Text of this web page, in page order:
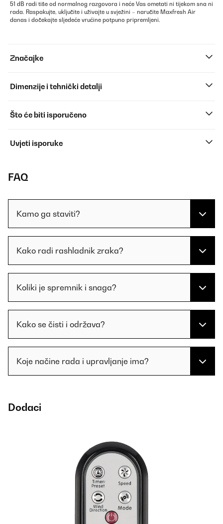
51 dB radi tiše od normalnog razgovora i neće Vas ometati ni tijekom sna ni
rada. Raspakujte, uključite i uživajte u svježini – naručite Maxfresh Air
danas i dočekajte sljedeće vrućine potpuno pripremljeni.
Značajke
Dimenzije i tehnički detalji
Što će biti isporučeno
Uvjeti isporuke
FAQ
Kamo ga staviti?
Kako radi rashladnik zraka?
Koliki je spremnik i snaga?
Kako se čisti i održava?
Koje načine rada i upravljanje ima?
Dodaci